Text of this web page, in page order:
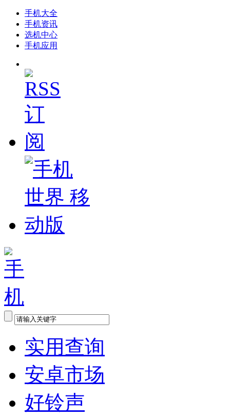
手机大全
手机资讯
选机中心
手机应用
实用查询
安卓市场
好铃声